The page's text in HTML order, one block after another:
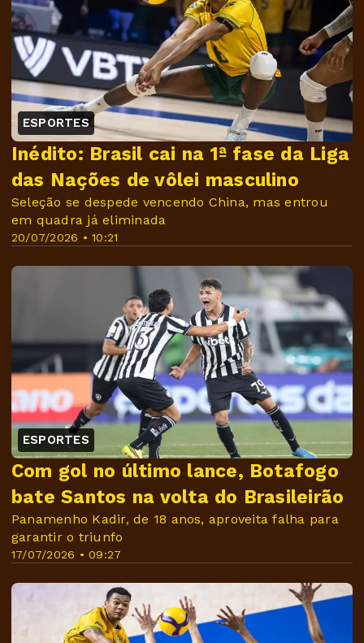
ESPORTES
20/07/2026 • 10:21
Inédito: Brasil cai na 1ª fase da Liga
das Nações de vôlei masculino
Seleção se despede vencendo China, mas entrou
em quadra já eliminada
ESPORTES
17/07/2026 • 09:27
Com gol no último lance, Botafogo
bate Santos na volta do Brasileirão
Panamenho Kadir, de 18 anos, aproveita falha para
garantir o triunfo